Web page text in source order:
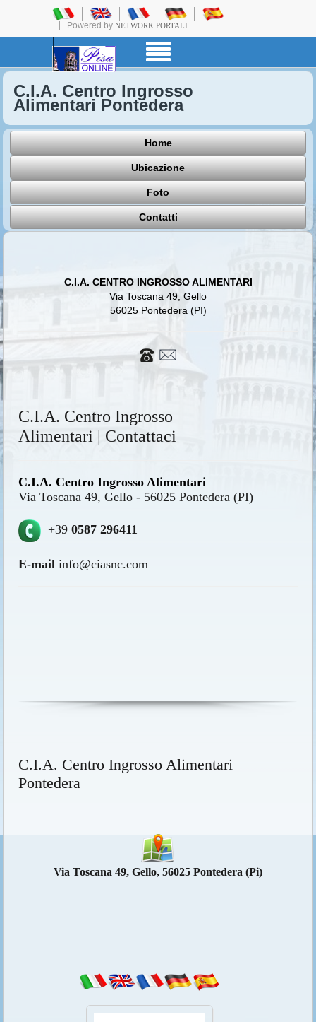
Powered by NETWORK PORTALI
C.I.A. Centro Ingrosso
Alimentari Pontedera
Home
Ubicazione
Foto
Contatti
C.I.A. CENTRO INGROSSO ALIMENTARI
Via Toscana 49, Gello
56025 Pontedera (PI)
C.I.A. Centro Ingrosso
Alimentari | Contattaci
C.I.A. Centro Ingrosso Alimentari
Via Toscana 49, Gello - 56025 Pontedera (PI)
+390587 296411
E-mail info@ciasnc.com
C.I.A. Centro Ingrosso Alimentari
Pontedera
Via Toscana 49, Gello, 56025 Pontedera (Pi)